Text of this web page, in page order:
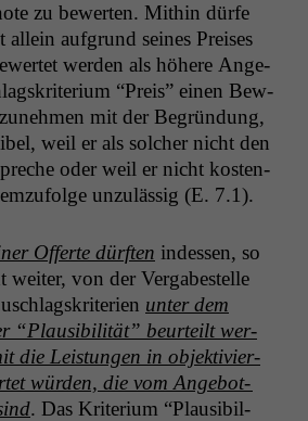
zu bew­erten. Mithin dürfe
auf­grund seines Preis­es
wer­den als höhere Ange­
“Preis” einen Bew­
mit der Begrün­dung,
weil er als solch­er nicht den
oder weil er nicht kos­ten­
unzuläs­sig (E. 7.1).
Offerte dürften indessen, so
weit­er, von der Ver­gabestelle
unter dem
“Plau­si­bil­ität” beurteilt wer­
die Leis­tun­gen in objek­tivier­
wür­den, die vom Ange­bot­
. Das Kri­teri­um “Plau­si­bil­